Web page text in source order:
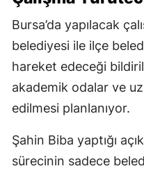
Bursa’da yapılacak
belediyesi ile ilçe
hareket edeceği
akademik odalar ve
edilmesi planlanıyor.
Şahin Biba yaptığı
sürecinin sadece